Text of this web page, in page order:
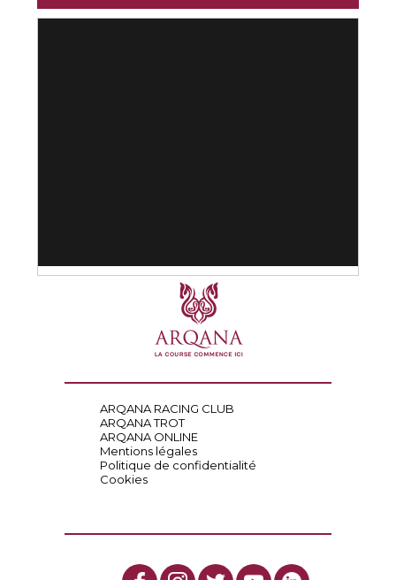
ARQANA RACING CLUB
ARQANA TROT
ARQANA ONLINE
Mentions légales
Politique de confidentialité
Cookies